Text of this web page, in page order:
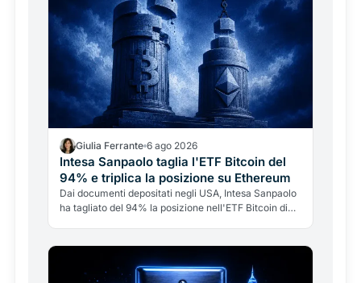
Giulia Ferrante 6 ago 2026
Intesa Sanpaolo taglia l'ETF Bitcoin del
94% e triplica la posizione su Ethereum
Dai documenti depositati negli USA, Intesa Sanpaolo
ha tagliato del 94% la posizione nell'ETF Bitcoin di